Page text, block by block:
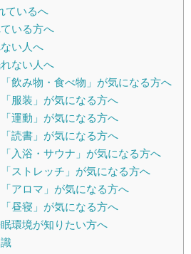
ているへ
いる方へ
い人へ
ない人へ
飲み物・食べ物」が気になる方へ
服装」が気になる方へ
運動」が気になる方へ
読書」が気になる方へ
入浴・サウナ」が気になる方へ
ストレッチ」が気になる方へ
アロマ」が気になる方へ
昼寝」が気になる方へ
環境が知りたい方へ